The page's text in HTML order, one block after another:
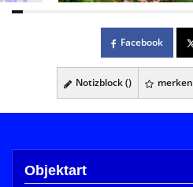
Facebook
Notizblock () merken
Objektart